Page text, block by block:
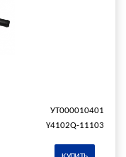
УТ000010401
Y4102Q-11103